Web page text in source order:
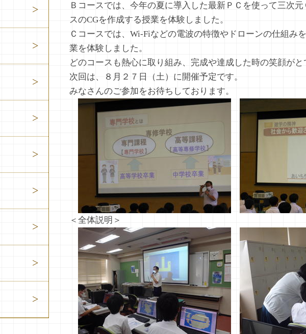
Ｂコースでは、今年の夏に導入した最新ＰＣを使って三次
スのCGを作成する授業を体験しました。
Ｃコースでは、Wi-Fiなどの電波の特徴やドローンの仕組み
業を体験しました。
どのコースも熱心に取り組み、完成や達成した時の笑顔が
次回は、８月２７日（土）に開催予定です。
みなさんのご参加をお待ちしております。
＜全体説明＞